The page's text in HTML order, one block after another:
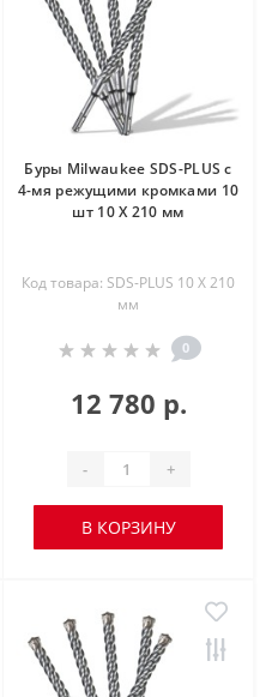
Буры Milwaukee SDS-PLUS с
4-мя режущими кромками 10
шт 10 X 210 мм
Код товара: SDS-PLUS 10 X 210
мм
0
12 780 р.
- +
В КОРЗИНУ